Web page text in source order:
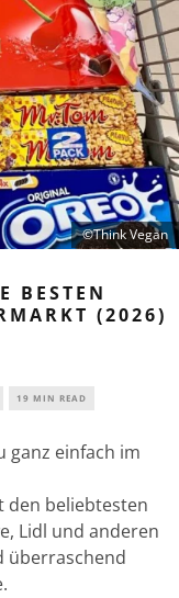
©Think Vegan
P
(2026)
19 MIN READ
ganz einfach im
den beliebtesten
Lidl und anderen
überraschend